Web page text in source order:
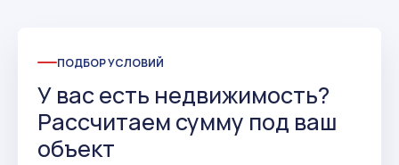
ПОДБОР УСЛОВИЙ
У вас есть недвижимость?
Рассчитаем сумму под ваш
объект